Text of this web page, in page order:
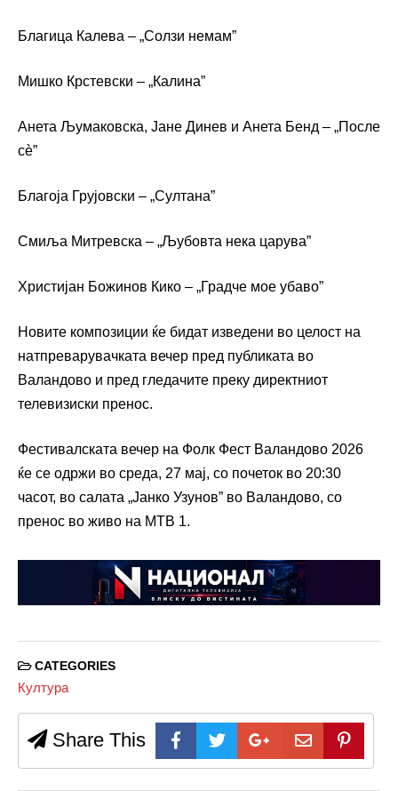
Благица Калева – „Солзи немам”
Мишко Крстевски – „Калина”
Анета Љумаковска, Јане Динев и Анета Бенд – „После
сѐ”
Благоја Грујовски – „Султана”
Смиља Митревска – „Љубовта нека царува”
Христијан Божинов Кико – „Градче мое убаво”
Новите композиции ќе бидат изведени во целост на
натпреварувачката вечер пред публиката во
Валандово и пред гледачите преку директниот
телевизиски пренос.
Фестивалската вечер на Фолк Фест Валандово 2026
ќе се одржи во среда, 27 мај, со почеток во 20:30
часот, во салата „Јанко Узунов” во Валандово, со
пренос во живо на МТВ 1.
CATEGORIES
Култура
Share This